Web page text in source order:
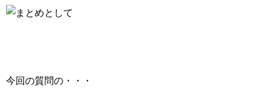
今回の質問の・・・